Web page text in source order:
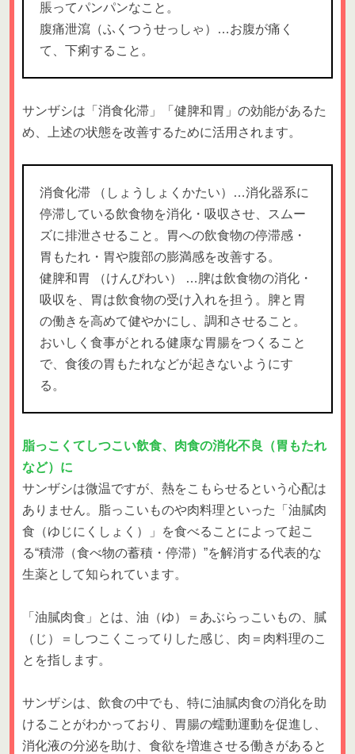
脹ってパンパンなこと。
腹痛泄瀉（ふくつうせっしゃ）…お腹が痛く
て、下痢すること。
サンザシは「消食化滞」「健脾和胃」の効能があるた
め、上述の状態を改善するために活用されます。
消食化滞 （しょうしょくかたい）…消化器系に
停滞している飲食物を消化・吸収させ、スムー
ズに排泄させること。胃への飲食物の停滞感・
胃もたれ・胃や腹部の膨満感を改善する。
健脾和胃 （けんぴわい） …脾は飲食物の消化・
吸収を、胃は飲食物の受け入れを担う。脾と胃
の働きを高めて健やかにし、調和させること。
おいしく食事がとれる健康な胃腸をつくること
で、食後の胃もたれなどが起きないようにす
る。
脂っこくてしつこい飲食、肉食の消化不良（胃もたれ
など）に
サンザシは微温ですが、熱をこもらせるという心配は
ありません。脂っこいものや肉料理といった「油膩肉
食（ゆじにくしょく）」を食べることによって起こ
る“積滞（食べ物の蓄積・停滞）”を解消する代表的な
生薬として知られています。
「油膩肉食」とは、油（ゆ）＝あぶらっこいもの、膩
（じ）＝しつこくこってりした感じ、肉＝肉料理のこ
とを指します。
サンザシは、飲食の中でも、特に油膩肉食の消化を助
けることがわかっており、胃腸の蠕動運動を促進し、
消化液の分泌を助け、食欲を増進させる働きがあると